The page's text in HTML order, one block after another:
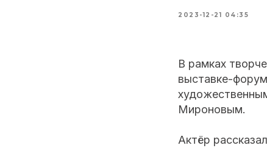
2023-12-21 04:35
В рамках
выставке-
Мироновым.
Актёр